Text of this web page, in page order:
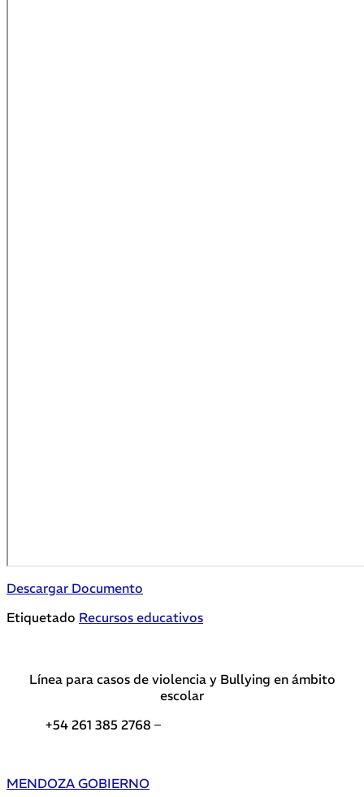
Descargar Documento
Etiquetado Recursos educativos
Línea para casos de violencia y Bullying en ámbito
escolar
+54 261 385 2768 –
MENDOZA GOBIERNO